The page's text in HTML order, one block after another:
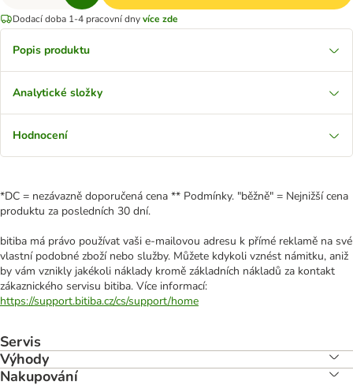
Dodací doba 1-4 pracovní dnyvíce zde
Popis produktu
Analytické složky
Hodnocení
*DC = nezávazně doporučená cena ** Podmínky. "běžně" = Nejnižší cena
produktu za posledních 30 dní.
bitiba má právo používat vaši e-mailovou adresu k přímé reklamě na své
vlastní podobné zboží nebo služby. Můžete kdykoli vznést námitku, aniž
by vám vznikly jakékoli náklady kromě základních nákladů za kontakt
zákaznického servisu bitiba. Více informací:
https://support.bitiba.cz/cs/support/home
Servis
Výhody
Nakupování